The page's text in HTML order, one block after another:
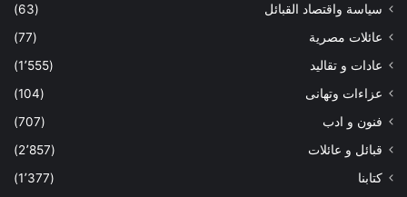
سياسة واقتصاد القبائل
(63)
عائلات مصرية
(77)
عادات و تقاليد
(1٬555)
عزاءات وتهانى
(104)
فنون و ادب
(707)
قبائل و عائلات
(2٬857)
كتابنا
(1٬377)